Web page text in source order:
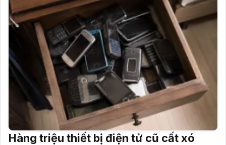
Hàng triệu thiết bị điện tử cũ cất xó